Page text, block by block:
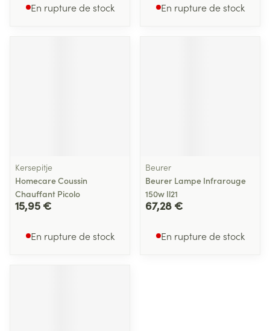
En rupture de stock En rupture de stock
Kersepitje
Homecare Coussin
Chauffant Picolo
15,95 €
En rupture de stock
Beurer
Beurer Lampe Infrarouge
150w Il21
67,28 €
En rupture de stock